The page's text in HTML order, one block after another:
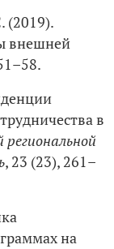
(2019).
внешней
в
, 23 (23), 261–
на